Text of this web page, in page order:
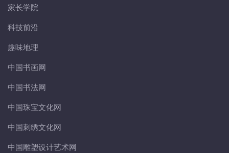
家长学院
科技前沿
趣味地理
中国书画网
中国书法网
中国珠宝文化网
中国刺绣文化网
中国雕塑设计艺术网